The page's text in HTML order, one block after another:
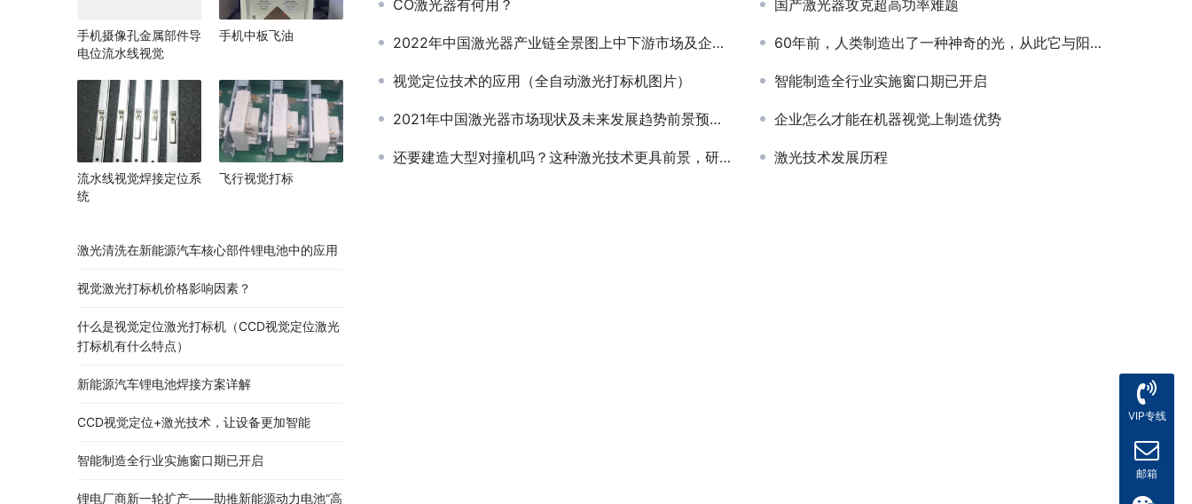
CO激光器有何用？ 国产激光器攻克超高功率难题
2022年中国激光器产业链全景图上中下游市场及企业分析 60年前，人类制造出了一种神奇的光，从此它与阳光并列……
视觉定位技术的应用（全自动激光打标机图片） 智能制造全行业实施窗口期已开启
2021年中国激光器市场现状及未来发展趋势前景预测分析 企业怎么才能在机器视觉上制造优势
还要建造大型对撞机吗？这种激光技术更具前景，研发费用更低 激光技术发展历程
手机摄像孔金属部件导
电位流水线视觉
手机中板飞油
流水线视觉焊接定位系
统
飞行视觉打标
激光清洗在新能源汽车核心部件锂电池中的应用
视觉激光打标机价格影响因素？
什么是视觉定位激光打标机（CCD视觉定位激光
打标机有什么特点）
新能源汽车锂电池焊接方案详解
CCD视觉定位+激光技术，让设备更加智能
智能制造全行业实施窗口期已开启
锂电厂商新一轮扩产——助推新能源动力电池“高
VIP专线
邮箱